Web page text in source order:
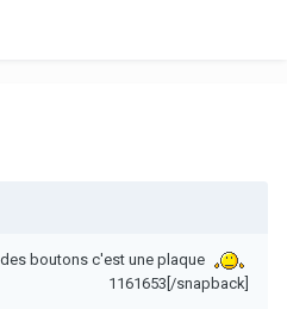
boutons c'est une plaque
1161653[/snapback]